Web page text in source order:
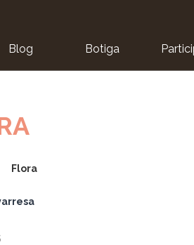
Blog Botiga
Flora